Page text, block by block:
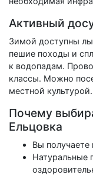
Активный
Зимой доступны
пешие походы и
к водопадам.
классы. Можно
местной
Почему
Ельцовка
Вы получаете
Натуральные